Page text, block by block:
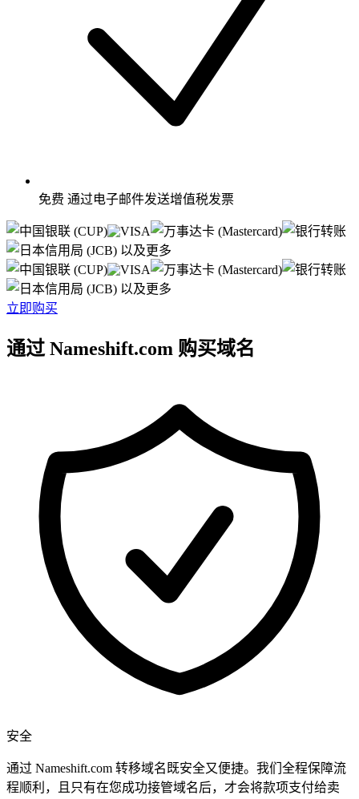
免费 通过电子邮件发送增值税发票
以及更多
以及更多
立即购买
通过 Nameshift.com 购买域名
安全
通过 Nameshift.com 转移域名既安全又便捷。我们全程保障流
程顺利，且只有在您成功接管域名后，才会将款项支付给卖